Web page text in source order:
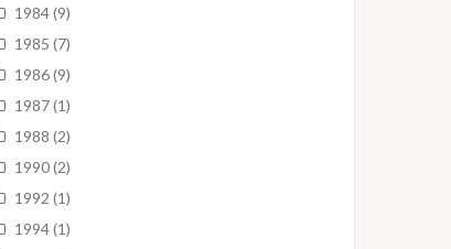
1984(9)
1985 (7)
1986(9)
1987(1)
1988 (2)
1990(2)
1992 (1)
1994(1)